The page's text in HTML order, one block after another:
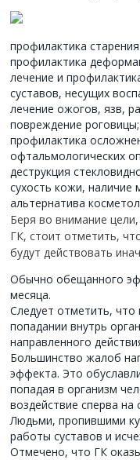
профилактика
профилактика
лечение и
суставов, несущих
лечение ожогов, язв,
повреждение роговицы;
профилактика
офтальмологических
деструкция
сухость кожи, наличие
альтернатива
Беря во внимание
ГК, стоит отметить,
будут действовать
Обычно обещанного
месяца.
Следует отметить, что
попадании внутрь
направленного
Большинство жалоб
эффекта. Это
попадая в организм
воздействие сперва
Людьми, пропившими
работы суставов и
Отмечено, что ГК